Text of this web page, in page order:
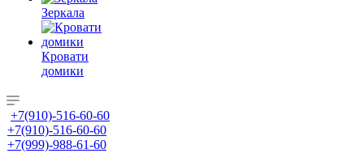
Зеркала
Кровати
домики
+7(910)-516-60-60
+7(910)-516-60-60
+7(999)-988-61-60